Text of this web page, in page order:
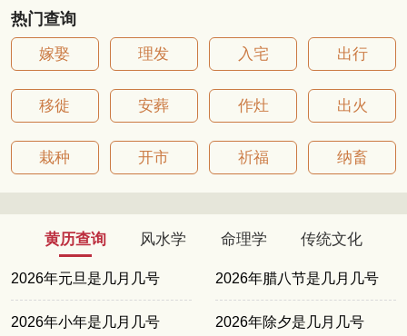
热门查询
嫁娶 理发 入宅 出行
移徙 安葬 作灶 出火
栽种 开市 祈福 纳畜
黄历查询 风水学 命理学 传统文化
2026年元旦是几月几号 2026年腊八节是几月几号
2026年小年是几月几号 2026年除夕是几月几号